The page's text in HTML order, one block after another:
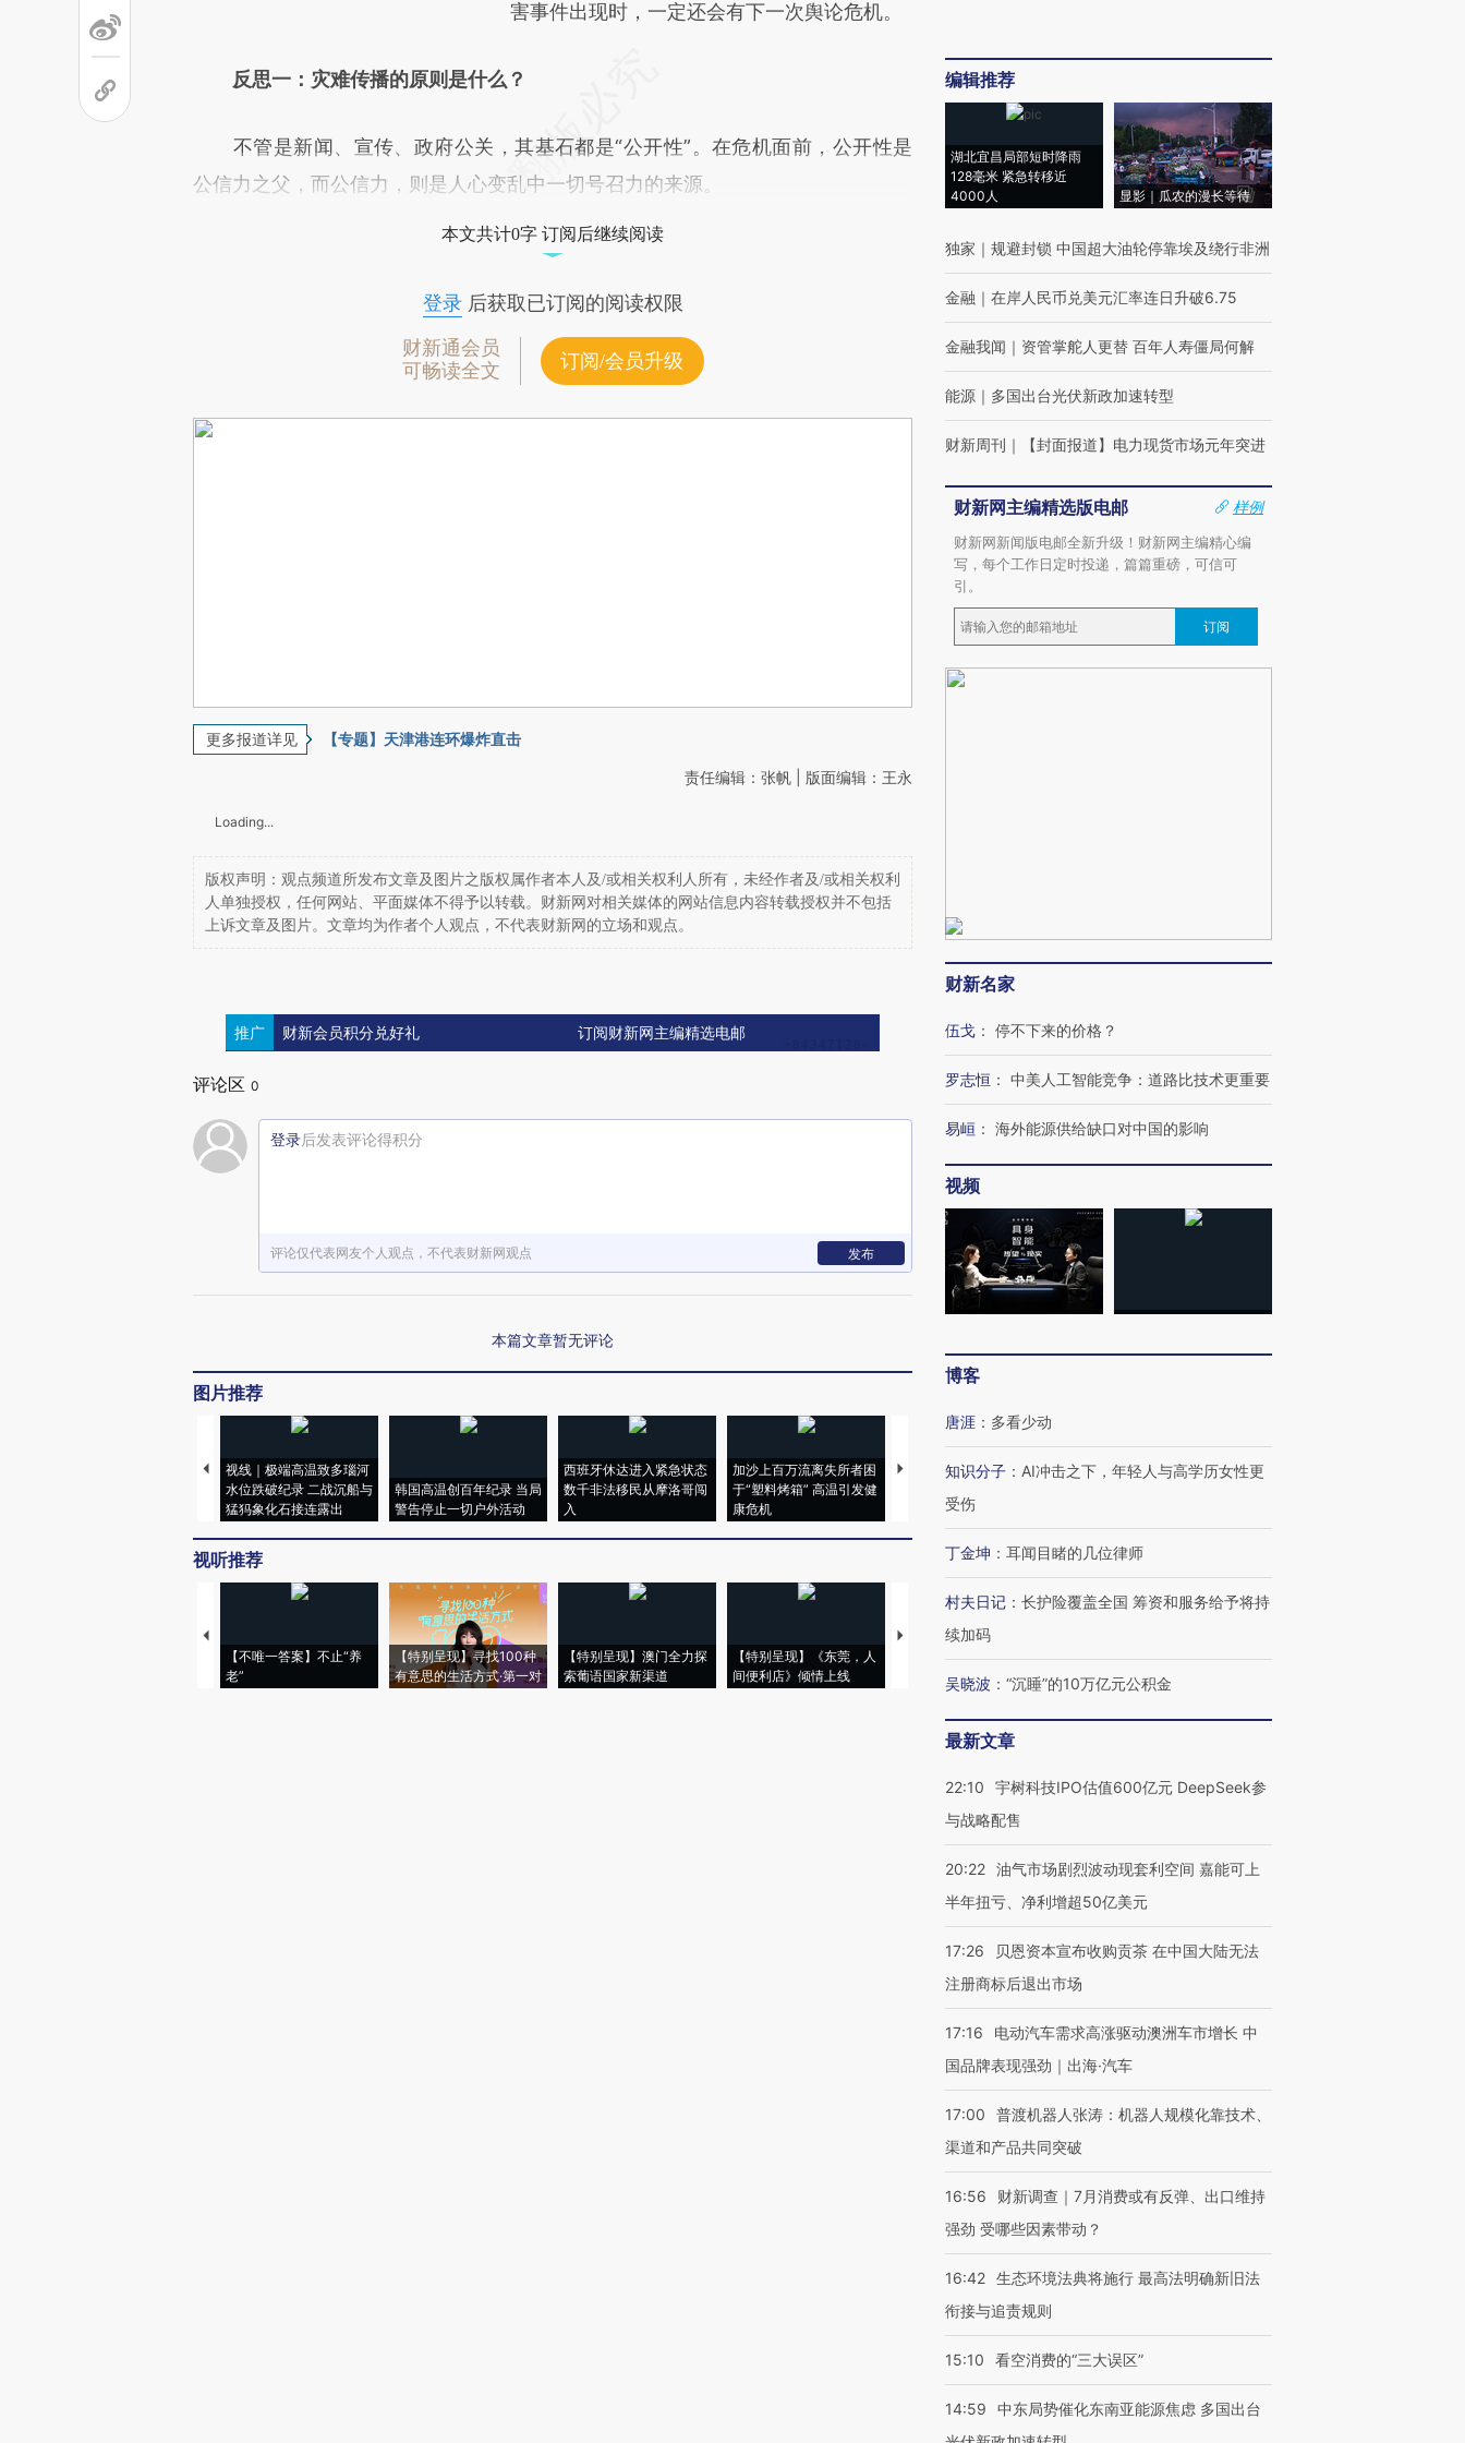
害事件出现时，一定还会有下一次舆论危机。
反思一：灾难传播的原则是什么？
不管是新闻、宣传、政府公关，其基石都是“公开性”。在危机面前，公开性是
公信力之父，而公信力，则是人心变乱中一切号召力的来源。
本文共计0字 订阅后继续阅读
登录后获取已订阅的阅读权限
财新通会员
可畅读全文
订阅/会员升级
更多报道详见 【专题】天津港连环爆炸直击
责任编辑：张帆 | 版面编辑：王永
Loading...
版权声明：观点频道所发布文章及图片之版权属作者本人及/或相关权利人所有，未经作者及/或相关权利
人单独授权，任何网站、平面媒体不得予以转载。财新网对相关媒体的网站信息内容转载授权并不包括
上诉文章及图片。文章均为作者个人观点，不代表财新网的立场和观点。
推广 财新会员积分兑好礼 订阅财新网主编精选电邮
评论区 0
登录后发表评论得积分
评论仅代表网友个人观点，不代表财新网观点 发布
本篇文章暂无评论
图片推荐
视线｜极端高温致多瑙河
水位跌破纪录 二战沉船与
猛犸象化石接连露出
韩国高温创百年纪录 当局
警告停止一切户外活动
西班牙休达进入紧急状态
数千非法移民从摩洛哥闯
入
加沙上百万流离失所者困
于“塑料烤箱” 高温引发健
康危机
视线｜HYROX的吸金
心“花钱找虐”？
马航飞行员跨国走私7万
视线｜被称为“蟑螂”的印
视听推荐
【不唯一答案】不止“养
老”
【特别呈现】寻找100种
有意思的生活方式·第一对
【特别呈现】澳门全力探
索葡语国家新渠道
【特别呈现】《东莞，人
间便利店》倾情上线
【推广】走进第四届链博
会，让数智科技“链”接产
【特别呈现】寻找100种
有意思的生活方式·第三对
CFO：不靠规模取胜，华
编辑推荐
湖北宜昌局部短时降雨
128毫米 紧急转移近
4000人
显影｜瓜农的漫长等待
独家 ｜ 规避封锁 中国超大油轮停靠埃及绕行非洲
金融 ｜ 在岸人民币兑美元汇率连日升破6.75
金融我闻 ｜ 资管掌舵人更替 百年人寿僵局何解
能源 ｜ 多国出台光伏新政加速转型
财新周刊 ｜ 【封面报道】电力现货市场元年突进
财新网主编精选版电邮
样例
财新网新闻版电邮全新升级！财新网主编精心编
写，每个工作日定时投递，篇篇重磅，可信可
引。
订阅
财新名家
伍戈 ： 停不下来的价格？
罗志恒 ： 中美人工智能竞争：道路比技术更重要
易峘 ： 海外能源供给缺口对中国的影响
视频
博客
唐涯 ： 多看少动
知识分子 ： AI冲击之下，年轻人与高学历女性更
受伤
丁金坤 ： 耳闻目睹的几位律师
村夫日记 ： 长护险覆盖全国 筹资和服务给予将持
续加码
吴晓波 ： “沉睡”的10万亿元公积金
最新文章
22:10
宇树科技IPO估值600亿元 DeepSeek参
与战略配售
20:22 油气市场剧烈波动现套利空间 嘉能可上
半年扭亏、净利增超50亿美元
17:26
贝恩资本宣布收购贡茶 在中国大陆无法
注册商标后退出市场
17:16
电动汽车需求高涨驱动澳洲车市增长 中
国品牌表现强劲｜出海·汽车
17:00
普渡机器人张涛：机器人规模化靠技术、
渠道和产品共同突破
16:56
财新调查｜7月消费或有反弹、出口维持
强劲 受哪些因素带动？
16:42 生态环境法典将施行 最高法明确新旧法
衔接与追责规则
15:10 看空消费的“三大误区”
14:59
中东局势催化东南亚能源焦虑 多国出台